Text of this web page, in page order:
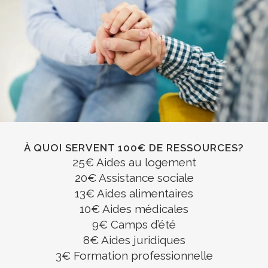
À QUOI SERVENT 100€ DE RESSOURCES?
25€ Aides au logement
20€ Assistance sociale
13€ Aides alimentaires
10€ Aides médicales
9€ Camps d’été
8€ Aides juridiques
3€ Formation professionnelle